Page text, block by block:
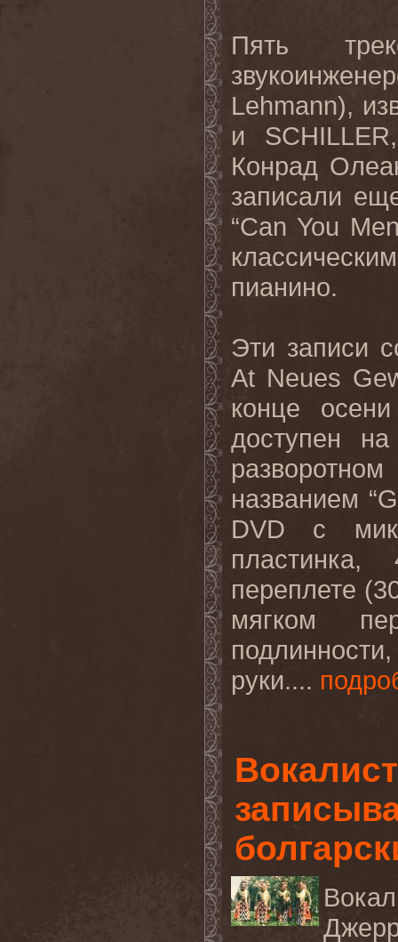
Пять
Lehmann),
и SCHILLER
Конрад
записали
“Can You
пианино.
Эти записи
At Neues
конце
доступен
названием “
DVD
с
переплете
мягком
руки....